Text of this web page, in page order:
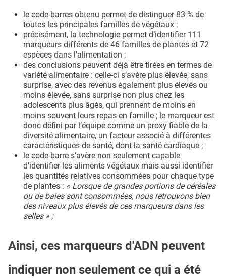
le code-barres obtenu permet de distinguer 83 % de
toutes les principales familles de végétaux ;
précisément, la technologie permet d’identifier 111
marqueurs différents de 46 familles de plantes et 72
espèces dans l'alimentation ;
des conclusions peuvent déjà être tirées en termes de
variété alimentaire : celle-ci s’avère plus élevée, sans
surprise, avec des revenus également plus élevés ou
moins élevée, sans surprise non plus chez les
adolescents plus âgés, qui prennent de moins en
moins souvent leurs repas en famille ; le marqueur est
donc défini par l’équipe comme un proxy fiable de la
diversité alimentaire, un facteur associé à différentes
caractéristiques de santé, dont la santé cardiaque ;
le code-barre s’avère non seulement capable
d’identifier les aliments végétaux mais aussi identifier
les quantités relatives consommées pour chaque type
de plantes : « Lorsque de grandes portions de céréales
ou de baies sont consommées, nous retrouvons bien
des niveaux plus élevés de ces marqueurs dans les
selles » ;
Ainsi, ces marqueurs d'ADN peuvent
indiquer non seulement ce qui a été